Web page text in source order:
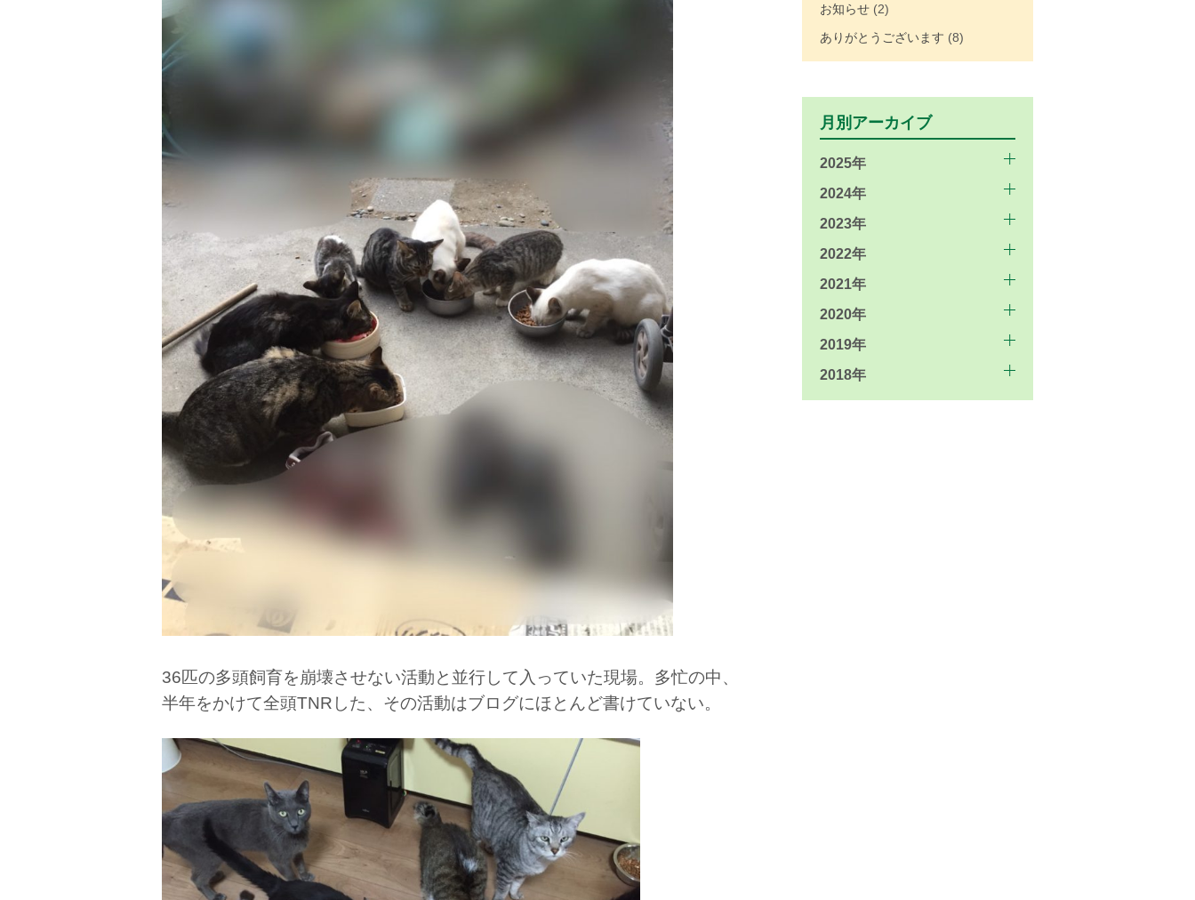
36匹の多頭飼育を崩壊させない活動と並行して入っていた現場。多忙の中、
半年をかけて全頭TNRした、その活動はブログにほとんど書けていない。
お知らせ (2)
ありがとうございます (8)
月別アーカイブ
2025年
2024年
2023年
2022年
2021年
2020年
2019年
2018年